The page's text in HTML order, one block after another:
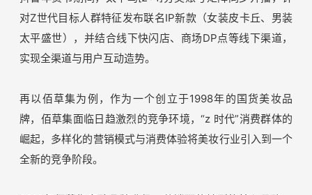
轻化的品牌形象。
以太平鸟为例，作为成立25年的品牌，有强烈需求通过新
向年轻群体的沟通，以助推品牌的年轻化认知。
策略上，太平鸟通过打造「超级新品」和「超级IP款」，同
时还会配合品牌的营销活动，比如围绕国风主题活动，在抖